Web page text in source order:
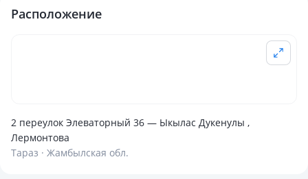
Расположение
2 переулок Элеваторный 36 — Ыкылас Дукенулы ,
Лермонтова
Тараз · Жамбылская обл.